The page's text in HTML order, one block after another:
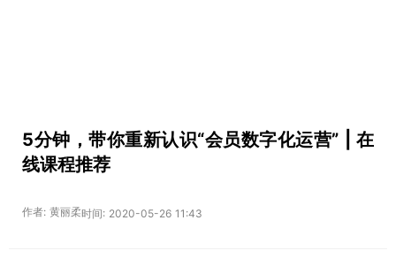
5分钟，带你重新认识“会员数字化运营” | 在
线课程推荐
作者: 黄丽柔时间: 2020-05-26 11:43